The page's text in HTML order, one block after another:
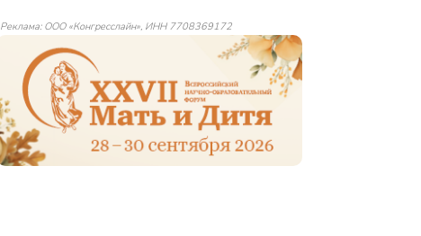
Реклама: ООО «Конгресслайн», ИНН 7708369172